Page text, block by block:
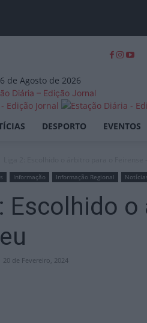
de Agosto de 2026
Diária – Edição Jornal
DESPORTO EVENTOS
Informação Informação Regional
Escolhido
20 de Fevereiro, 2024